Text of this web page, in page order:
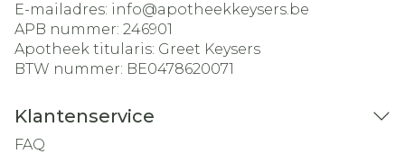
E-mailadres: info@apotheekkeysers.be
APB nummer: 246901
Apotheek titularis: Greet Keysers
BTW nummer: BE0478620071
Klantenservice
FAQ